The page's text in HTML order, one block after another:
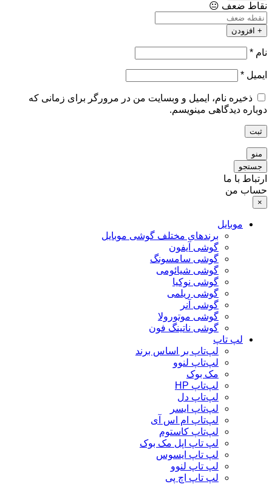
نقاط ضعف 😐
+ افزودن
نام *
ایمیل *
ذخیره نام، ایمیل و وبسایت من در مرورگر برای زمانی که
دوباره دیدگاهی مینویسم.
ثبت
منو
جستجو
ارتباط با ما
حساب من
×
موبایل
برندهای مختلف گوشی موبایل
گوشی آیفون
گوشی سامسونگ
گوشی شیائومی
گوشی نوکیا
گوشی ریلمی
گوشی آنر
گوشی موتورولا
گوشی ناتینگ فون
لپ تاپ
لپ‌تاپ بر اساس برند
لپ‌تاپ لنوو
مک بوک
لپ‌تاپ HP
لپ‌تاپ دل
لپ‌تاپ ایسر
لپ‌تاپ ام اس آی
لپ‌تاپ کاستوم
لپ تاپ اپل مک بوک
لپ تاپ ایسوس
لپ تاپ لنوو
لپ تاپ اچ پی